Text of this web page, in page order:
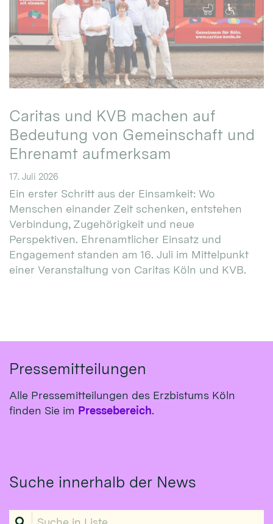
Caritas und KVB machen auf
Bedeutung von Gemeinschaft und
Ehrenamt aufmerksam
17. Juli 2026
Ein erster Schritt aus der Einsamkeit: Wo
Menschen einander Zeit schenken, entstehen
Verbindung, Zugehörigkeit und neue
Perspektiven. Ehrenamtlicher Einsatz und
Engagement standen am 16. Juli im Mittelpunkt
einer Veranstaltung von Caritas Köln und KVB.
Pressemitteilungen
Alle Pressemitteilungen des Erzbistums Köln
finden Sie im Pressebereich.
Suche innerhalb der News
Suche in Liste